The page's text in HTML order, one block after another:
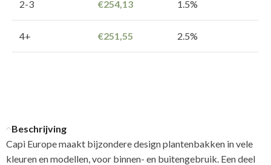
2-3 €254,13 1.5%
4+ €251,55 2.5%
Beschrijving
Capi Europe maakt bijzondere design plantenbakken in vele
kleuren en modellen, voor binnen- en buitengebruik. Een deel